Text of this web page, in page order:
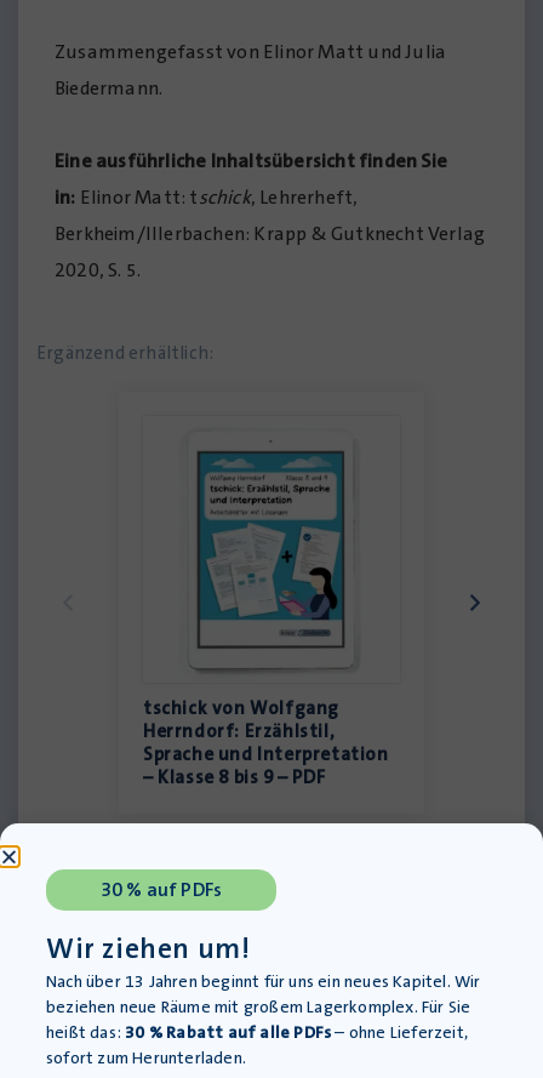
Zusammengefasst von Elinor Matt und Julia
Biedermann.
Eine ausführliche Inhaltsübersicht finden Sie
in: Elinor Matt: tschick, Lehrerheft,
Berkheim/Illerbachen: Krapp & Gutknecht Verlag
2020, S. 5.
Ergänzend erhältlich:
tschick von Wolfgang
Herrndorf: Erzählstil,
Sprache und Interpretation
– Klasse 8 bis 9 – PDF
Keine Autoren gefunden.
30 % auf PDFs
Wir ziehen um!
Nach über 13 Jahren beginnt für uns ein neues Kapitel. Wir
beziehen neue Räume mit großem Lagerkomplex. Für Sie
heißt das: 30 % Rabatt auf alle PDFs– ohne Lieferzeit,
sofort zum Herunterladen.